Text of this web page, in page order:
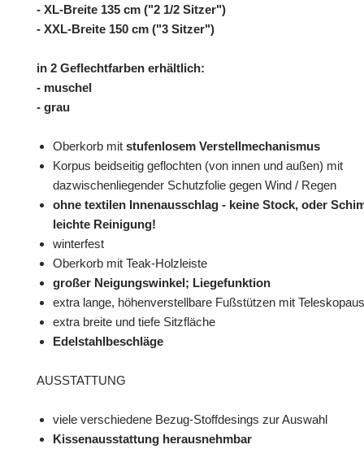
- XL-Breite 135 cm ("2 1/2 Sitzer")
- XXL-Breite 150 cm ("3 Sitzer")
in 2 Geflechtfarben erhältlich:
- muschel
- grau
Oberkorb mit stufenlosem Verstellmechanismus
Korpus beidseitig geflochten (von innen und außen) mit
dazwischenliegender Schutzfolie gegen Wind / Regen
ohne textilen Innenausschlag - keine Stock, oder
leichte Reinigung!
winterfest
Oberkorb mit Teak-Holzleiste
großer Neigungswinkel; Liegefunktion
extra lange, höhenverstellbare Fußstützen mit
extra breite und tiefe Sitzfläche
Edelstahlbeschläge
AUSSTATTUNG
viele verschiedene Bezug-Stoffdesings zur Auswahl
Kissenausstattung herausnehmbar